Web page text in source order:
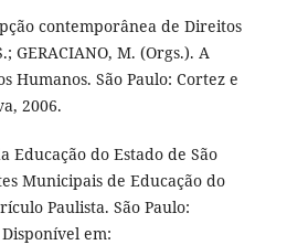
contemporânea de Direitos
GERACIANO, M. (Orgs.). A
Humanos. São Paulo: Cortez e
2006.
Educação do Estado de São
Municipais de Educação do
Paulista. São Paulo:
Disponível em: